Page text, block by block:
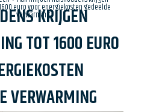
euro voor energiekosten gedeelde
verwarmingKRIJGEN
TOT 1600 EURO
VERWARMING